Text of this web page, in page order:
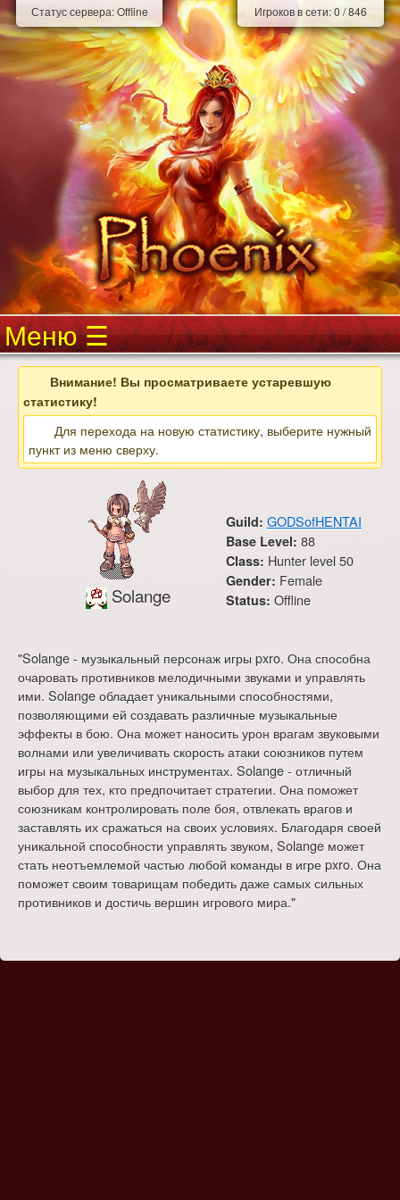
Статус сервера:Offline Игроков в сети:0 /846
Меню
Внимание! Вы просматриваете устаревшую
статистику!
Для перехода на новую статистику, выберите нужный
пункт из меню сверху.
Solange
Guild: GODSofHENTAI
Base Level: 88
Class: Hunter level 50
Gender: Female
Status: Offline
"Solange - музыкальный персонаж игры pxro. Она способна
очаровать противников мелодичными звуками и управлять
ими. Solange обладает уникальными способностями,
позволяющими ей создавать различные музыкальные
эффекты в бою. Она может наносить урон врагам звуковыми
волнами или увеличивать скорость атаки союзников путем
игры на музыкальных инструментах. Solange - отличный
выбор для тех, кто предпочитает стратегии. Она поможет
союзникам контролировать поле боя, отвлекать врагов и
заставлять их сражаться на своих условиях. Благодаря своей
уникальной способности управлять звуком, Solange может
стать неотъемлемой частью любой команды в игре pxro. Она
поможет своим товарищам победить даже самых сильных
противников и достичь вершин игрового мира."